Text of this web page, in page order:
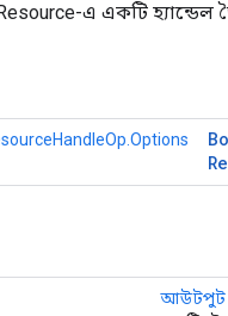
এ একটি হ্যান্ডেল
আউটপুট